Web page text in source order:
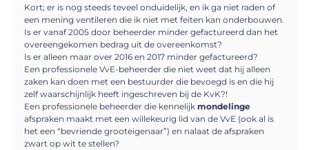
Kort; er is nog steeds teveel onduidelijk, en ik ga niet raden of
een mening ventileren die ik niet met feiten kan onderbouwen.
Is er vanaf 2005 door beheerder minder gefactureerd dan het
overeengekomen bedrag uit de overeenkomst?
Is er alleen maar over 2016 en 2017 minder gefactureerd?
Een professionele VvE-beheerder die niet weet dat hij alleen
zaken kan doen met een bestuurder die bevoegd is en die hij
zelf waarschijnlijk heeft ingeschreven bij de KvK?!
Een professionele beheerder die kennelijk mondelinge
afspraken maakt met een willekeurig lid van de VvE (ook al is
het een “bevriende grooteigenaar”) en nalaat de afspraken
zwart op wit te stellen?